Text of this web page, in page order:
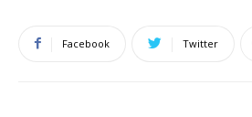
Facebook Twitter